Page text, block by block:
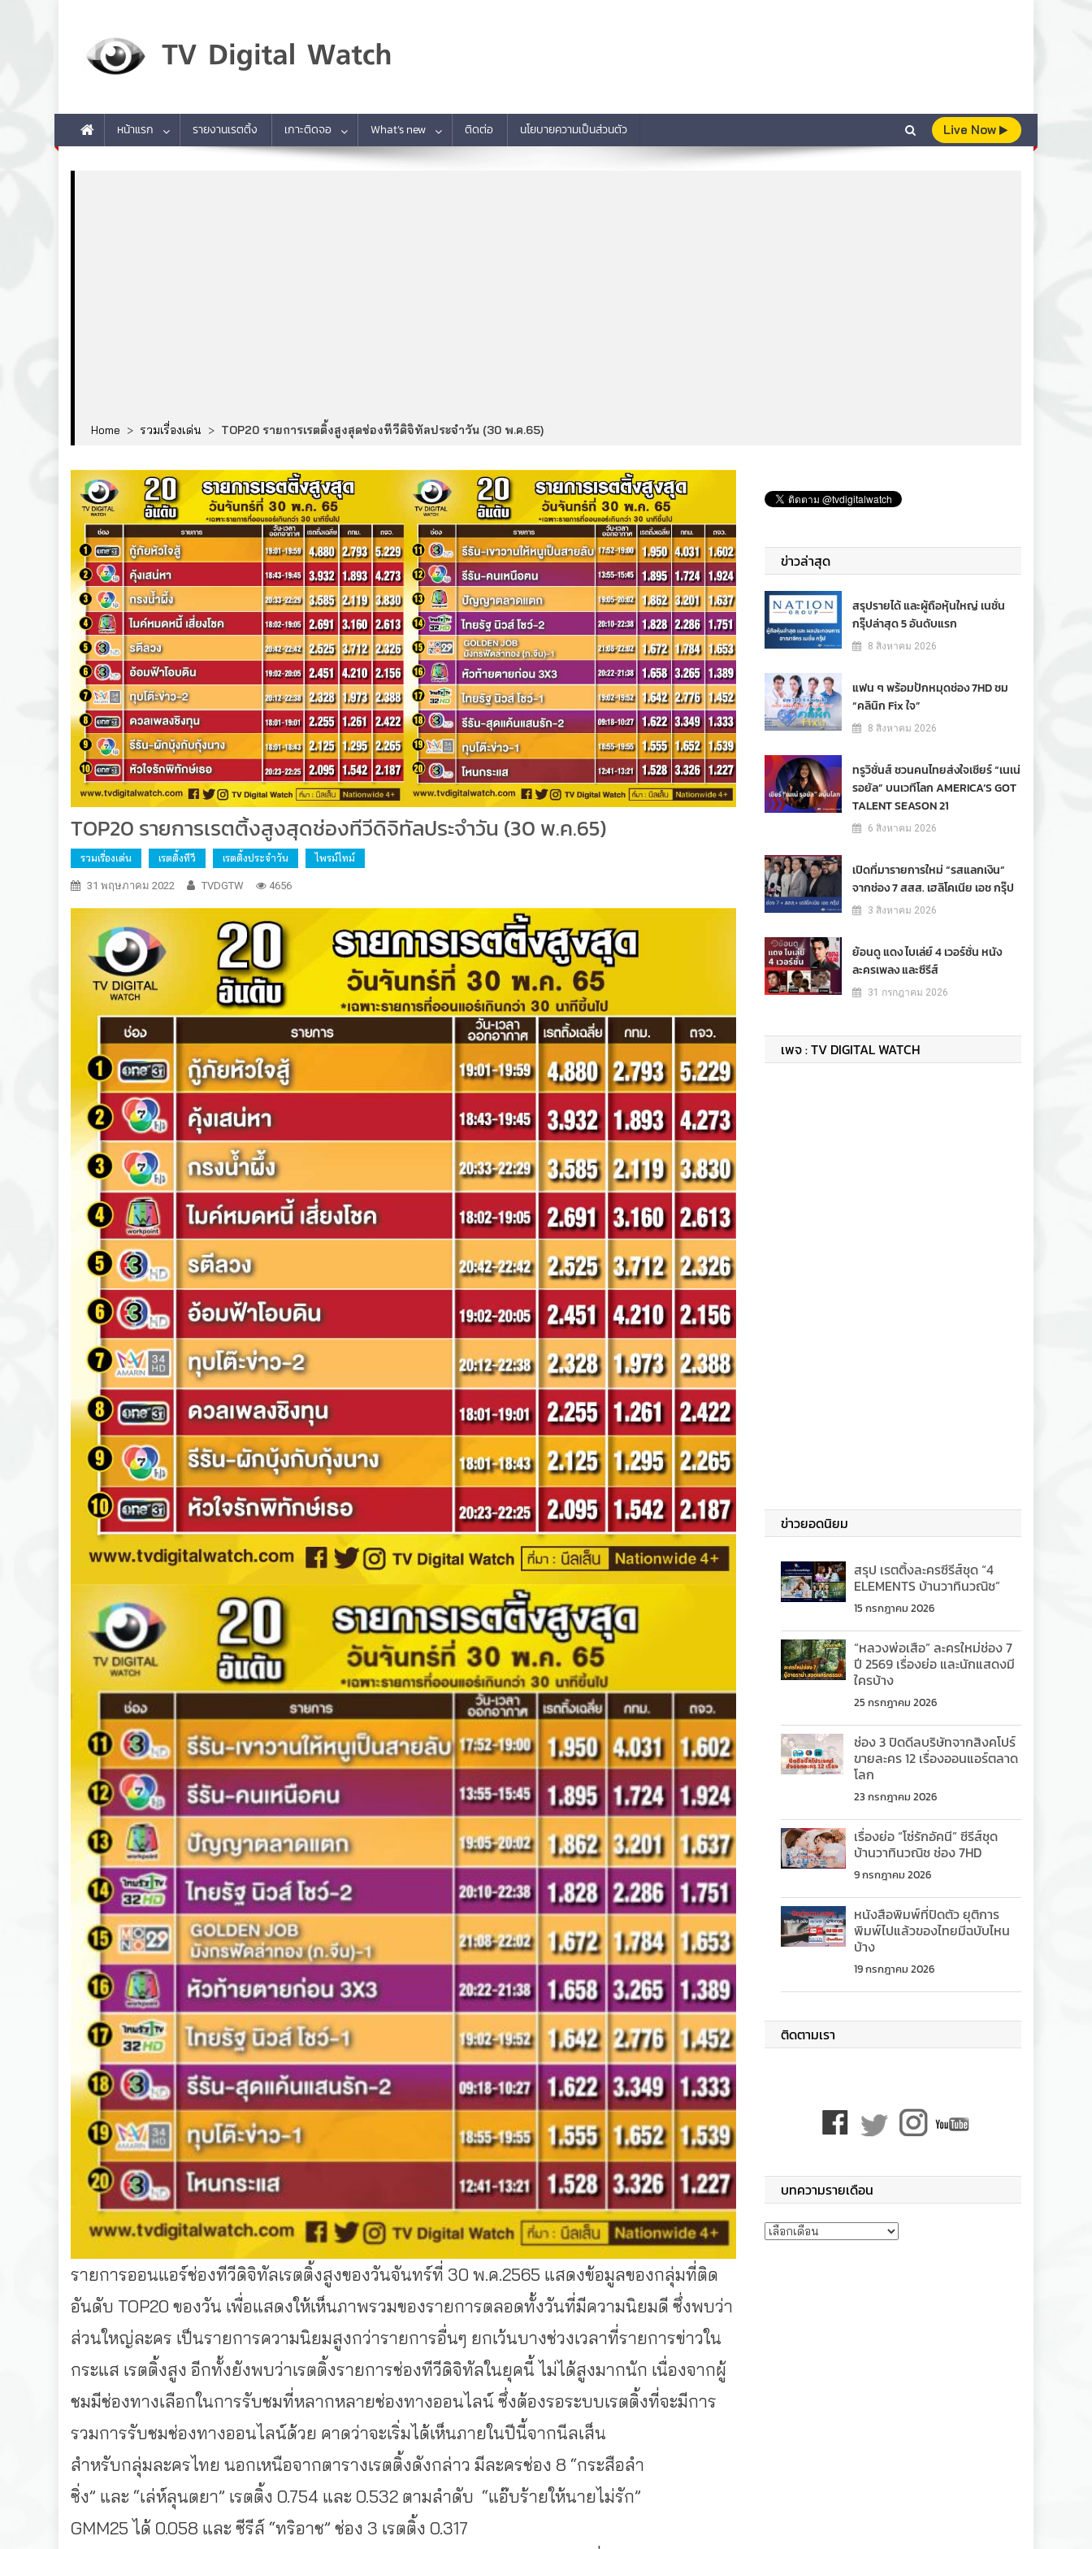
หน้าแรก รายงานเรตติ้ง เกาะติดจอ What’s new ติดต่อ นโยบายความเป็นส่วนตัว Live Now
Home > รวมเรื่องเด่น > TOP20 รายการเรตติ้งสูงสุดช่องทีวีดิจิทัลประจำวัน (30 พ.ค.65)
TOP20 รายการเรตติ้งสูงสุดช่องทีวีดิจิทัลประจำวัน (30 พ.ค.65)
รวมเรื่องเด่น เรตติ้งทีวี เรตติ้งประจำวัน ไพรม์ไทม์
31 พฤษภาคม 2022 TVDGTW 4656
รายการออนแอร์ช่องทีวีดิจิทัลเรตติ้งสูงของวันจันทร์ที่ 30 พ.ค.2565 แสดงข้อมูลของกลุ่มที่ติด
อันดับ TOP20 ของวัน เพื่อแสดงให้เห็นภาพรวมของรายการตลอดทั้งวันที่มีความนิยมดี ซึ่งพบว่า
ส่วนใหญ่ละคร เป็นรายการความนิยมสูงกว่ารายการอื่นๆ ยกเว้นบางช่วงเวลาที่รายการข่าวใน
กระแส เรตติ้งสูง อีกทั้งยังพบว่าเรตติ้งรายการช่องทีวีดิจิทัลในยุคนี้ ไม่ได้สูงมากนัก เนื่องจากผู้
ชมมีช่องทางเลือกในการรับชมที่หลากหลายช่องทางออนไลน์ ซึ่งต้องรอระบบเรตติ้งที่จะมีการ
รวมการรับชมช่องทางออนไลน์ด้วย คาดว่าจะเริ่มได้เห็นภายในปีนี้จากนีลเส็น
สำหรับกลุ่มละครไทย นอกเหนือจากตารางเรตติ้งดังกล่าว มีละครช่อง 8 “กระสือลำ
ซิ่ง” และ “เล่ห์ลุนตยา” เรตติ้ง 0.754 และ 0.532 ตามลำดับ “แอ๊บร้ายให้นายไม่รัก”
GMM25 ได้ 0.058 และซีรีส์ “ทริอาช” ช่อง 3 เรตติ้ง 0.317
ข่าวล่าสุด
สรุปรายได้ และผู้ถือหุ้นใหญ่ เนชั่น
กรุ๊ปล่าสุด 5 อันดับแรก
8 สิงหาคม 2026
แฟน ๆ พร้อมปักหมุดช่อง 7HD ชม
“คลินิก Fix ใจ”
8 สิงหาคม 2026
ทรูวิชั่นส์ ชวนคนไทยส่งใจเชียร์ “เนเน่
รอยัล” บนเวทีโลก AMERICA’S GOT
TALENT SEASON 21
6 สิงหาคม 2026
เปิดที่มารายการใหม่ “รสแลกเงิน”
จากช่อง 7 สสส. เฮลิโคเนีย เอช กรุ๊ป
3 สิงหาคม 2026
ย้อนดู แดง ไบเล่ย์ 4 เวอร์ชั่น หนัง
ละครเพลง และซีรีส์
31 กรกฎาคม 2026
เพจ : TV DIGITAL WATCH
ข่าวยอดนิยม
สรุป เรตติ้งละครซีรีส์ชุด “4
ELEMENTS บ้านวาทินวณิช”
15 กรกฎาคม 2026
“หลวงพ่อเสือ” ละครใหม่ช่อง 7
ปี 2569 เรื่องย่อ และนักแสดงมี
ใครบ้าง
25 กรกฎาคม 2026
ช่อง 3 ปิดดีลบริษัทจากสิงคโปร์
ขายละคร 12 เรื่องออนแอร์ตลาด
โลก
23 กรกฎาคม 2026
เรื่องย่อ “โซ่รักอัคนี” ซีรีส์ชุด
บ้านวาทินวณิช ช่อง 7HD
9 กรกฎาคม 2026
หนังสือพิมพ์ที่ปิดตัว ยุติการ
พิมพ์ไปแล้วของไทยมีฉบับไหน
บ้าง
19 กรกฎาคม 2026
ติดตามเรา
บทความรายเดือน
บทความรายเดือน